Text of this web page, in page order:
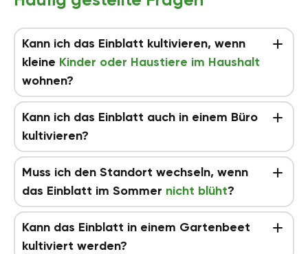
Kann ich das Einblatt kultivieren, wenn
kleine Kinder oder Haustiere im Haushalt
wohnen?
Kann ich das Einblatt auch in einem Büro
kultivieren?
Muss ich den Standort wechseln, wenn
das Einblatt im Sommer nicht blüht?
Kann das Einblatt in einem Gartenbeet
kultiviert werden?